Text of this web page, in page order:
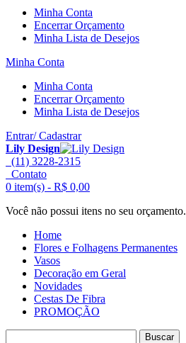
Minha Conta
Encerrar Orçamento
Minha Lista de Desejos
Minha Conta
Minha Conta
Encerrar Orçamento
Minha Lista de Desejos
Entrar/ Cadastrar
Lily Design
(11) 3228-2315
Contato
0 item(s) - R$ 0,00
Você não possui itens no seu orçamento.
Home
Flores e Folhagens Permanentes
Vasos
Decoração em Geral
Novidades
Cestas De Fibra
PROMOÇÃO
Buscar